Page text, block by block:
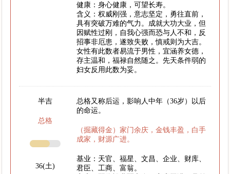
健康：身心健康，可望长寿。
含义：权威刚强，意志坚定，勇往直前，
具有突破万难的气力。成就大功大业，但
因赋性过刚，自我心强而恐与人不和，反
招事非厄患，遂致失败，慎戒则为大吉。
女性有此数者易流于男性，宜涵养女德，
存主温和，福禄自然随之。先天条件弱的
妇女反用此数为妥。
半吉
总格
36(土)
总格又称后运，影响人中年（36岁）以后
的命运。
（掘藏得金）家门余庆，金钱丰盈，白手
成家，财源广进。
基业：天官、福星、文昌、企业、财库、
君臣、工商、富翁。